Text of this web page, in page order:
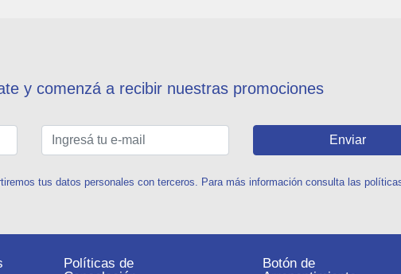
y comenzá a recibir nuestras promociones
Enviar
tus datos personales con terceros. Para más información consulta las
Políticas de
Botón de